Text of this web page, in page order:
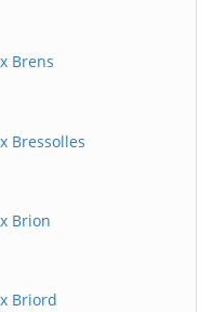
Brens
Bressolles
Brion
Briord